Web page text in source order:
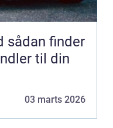
til din
03 marts 2026